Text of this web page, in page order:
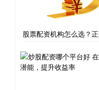
股票配资机构怎么选？